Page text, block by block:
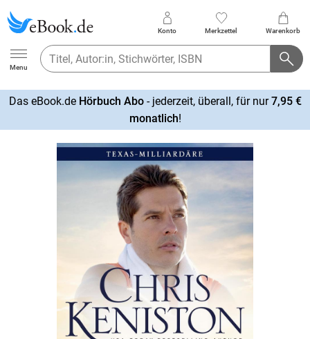
Ebook.de
Menu
Konto Merkzettel Warenkorb
Das eBook.de Hörbuch Abo- jederzeit, überall, für nur7,95 €
monatlich!